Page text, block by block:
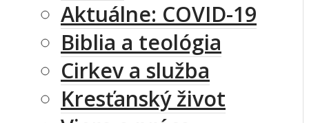
Aktuálne: COVID-19
Biblia a teológia
Cirkev a služba
Kresťanský život